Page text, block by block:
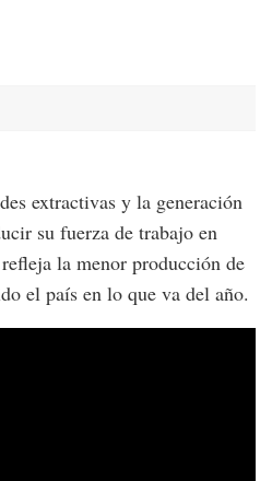
extractivas y la generación
su fuerza de trabajo en
la menor producción de
el país en lo que va del año.